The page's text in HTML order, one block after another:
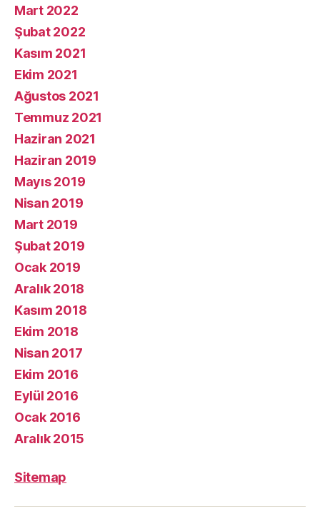
Mart 2022
Şubat 2022
Kasım 2021
Ekim 2021
Ağustos 2021
Temmuz 2021
Haziran 2021
Haziran 2019
Mayıs 2019
Nisan 2019
Mart 2019
Şubat 2019
Ocak 2019
Aralık 2018
Kasım 2018
Ekim 2018
Nisan 2017
Ekim 2016
Eylül 2016
Ocak 2016
Aralık 2015
Sitemap